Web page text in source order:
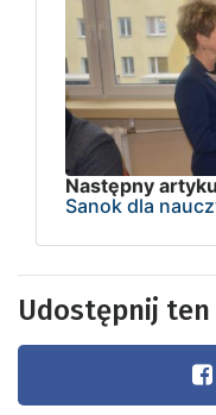
Następny
Sanok dla
Udostępnij